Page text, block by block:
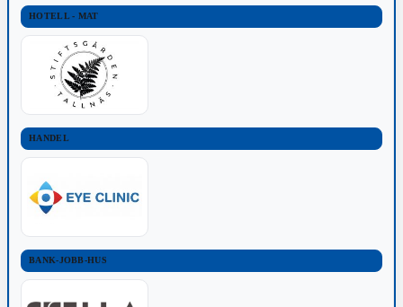
HOTELL - MAT
HANDEL
BANK-JOBB-HUS